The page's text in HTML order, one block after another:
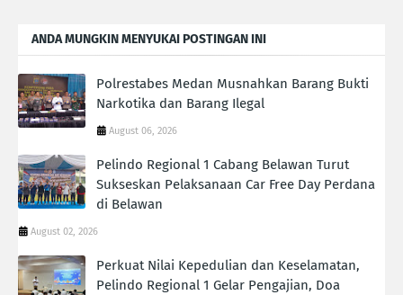
ANDA MUNGKIN MENYUKAI POSTINGAN INI
Polrestabes Medan Musnahkan Barang Bukti
Narkotika dan Barang Ilegal
August 06, 2026
Pelindo Regional 1 Cabang Belawan Turut
Sukseskan Pelaksanaan Car Free Day Perdana
di Belawan
August 02, 2026
Perkuat Nilai Kepedulian dan Keselamatan,
Pelindo Regional 1 Gelar Pengajian, Doa